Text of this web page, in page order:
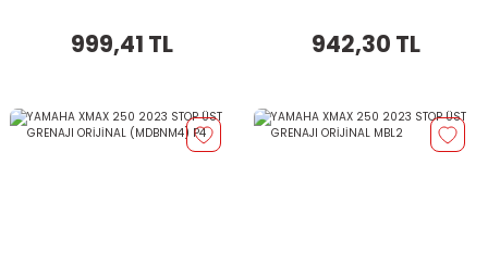
999,41 TL 942,30 TL